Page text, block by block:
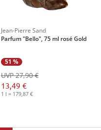
Jean-Pierre Sand
Parfum "Bello", 75 ml rosé Gold
51 %
13,49 €
UVP 27,90 €
1 l = 179,87 €